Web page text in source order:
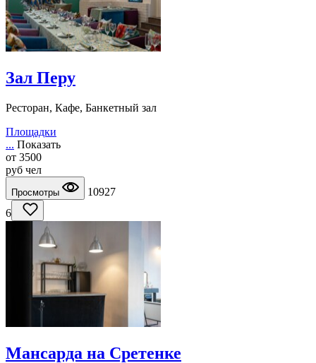
Зал Перу
Ресторан, Кафе, Банкетный зал
Площадки
... Показать
от 3500
руб чел
Просмотры
10927
6
Мансарда на Сретенке